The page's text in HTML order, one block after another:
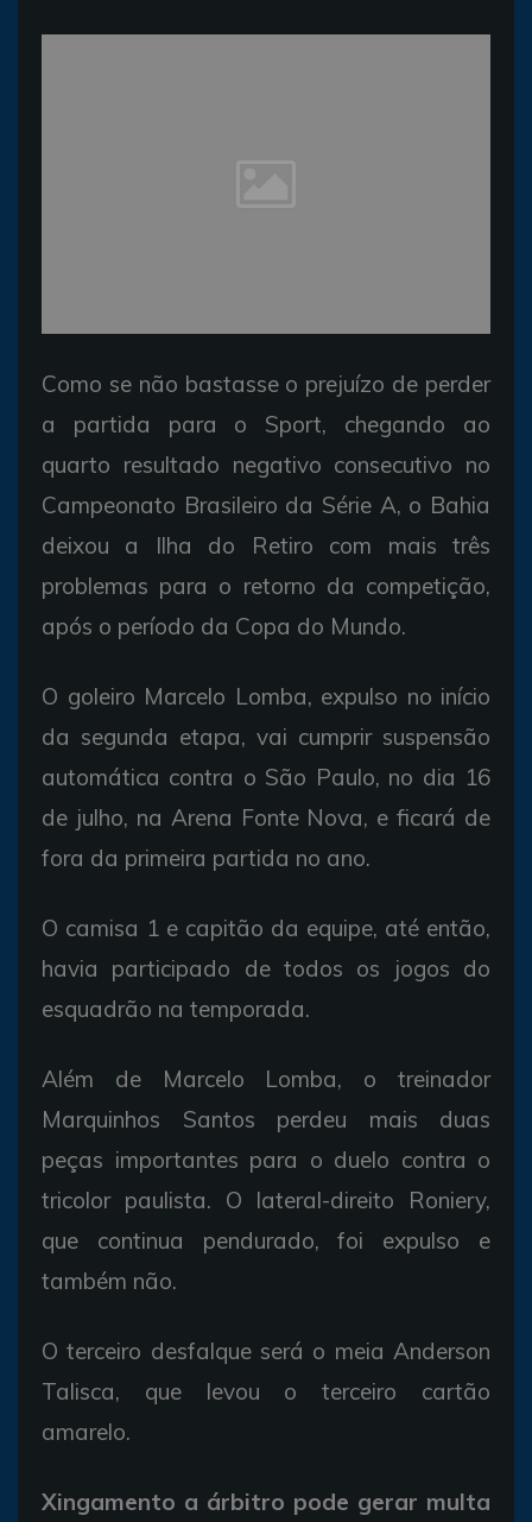
Como se não bastasse o prejuízo de perder
a partida para o Sport, chegando ao
quarto resultado negativo consecutivo no
Campeonato Brasileiro da Série A, o Bahia
deixou a Ilha do Retiro com mais três
problemas para o retorno da competição,
após o período da Copa do Mundo.
O goleiro Marcelo Lomba, expulso no início
da segunda etapa, vai cumprir suspensão
automática contra o São Paulo, no dia 16
de julho, na Arena Fonte Nova, e ficará de
fora da primeira partida no ano.
O camisa 1 e capitão da equipe, até então,
havia participado de todos os jogos do
esquadrão na temporada.
Além de Marcelo Lomba, o treinador
Marquinhos Santos perdeu mais duas
peças importantes para o duelo contra o
tricolor paulista. O lateral-direito Roniery,
que continua pendurado, foi expulso e
também não.
O terceiro desfalque será o meia Anderson
Talisca, que levou o terceiro cartão
amarelo.
Xingamento a árbitro pode gerar multa